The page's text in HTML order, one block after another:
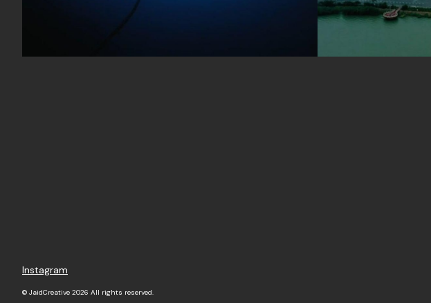
Instagram
© JaidCreative 2026 All rights reserved.